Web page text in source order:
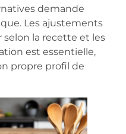
demande
Les ajustements
selon la recette et les
est essentielle,
propre profil de